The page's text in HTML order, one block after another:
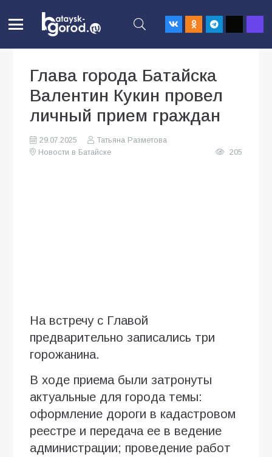
Глава города Батайска
Валентин Кукин провел
личный прием граждан
29.07.2025
Татьяна Разметова
Новости в Батайске
205
На встречу с Главой
предварительно записались три
горожанина.
В ходе приема были затронуты
актуальные для города темы:
оформление дороги в кадастровом
реестре и передача ее в ведение
администрации; проведение работ